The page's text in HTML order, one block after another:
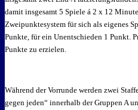
damit insgesamt 5 Spiele á 2 x 12
Zweipunktesystem für sich als eigenes
Punkte, für ein Unentschieden 1 Punkt.
Punkte zu erzielen.
Während der Vorrunde werden zwei
gegen jeden“ innerhalb der Gruppen A